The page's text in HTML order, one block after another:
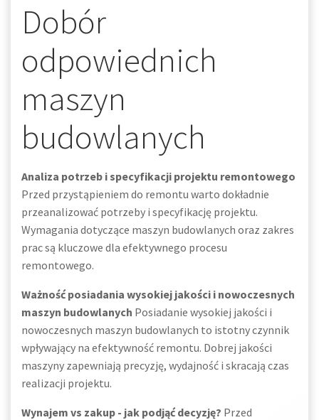
Dobór
odpowiednich
maszyn
budowlanych
Analiza potrzeb i specyfikacji projektu remontowego
Przed przystąpieniem do remontu warto dokładnie
przeanalizować potrzeby i specyfikację projektu.
Wymagania dotyczące maszyn budowlanych oraz zakres
prac są kluczowe dla efektywnego procesu
remontowego.
Ważność posiadania wysokiej jakości i nowoczesnych
maszyn budowlanych Posiadanie wysokiej jakości i
nowoczesnych maszyn budowlanych to istotny czynnik
wpływający na efektywność remontu. Dobrej jakości
maszyny zapewniają precyzję, wydajność i skracają czas
realizacji projektu.
Wynajem vs zakup - jak podjąć decyzję? Przed